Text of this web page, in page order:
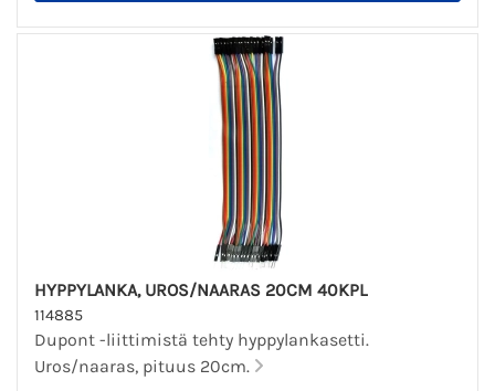
HYPPYLANKA, UROS/NAARAS 20CM 40KPL
114885
Dupont -liittimistä tehty hyppylankasetti.
Uros/naaras, pituus 20cm.